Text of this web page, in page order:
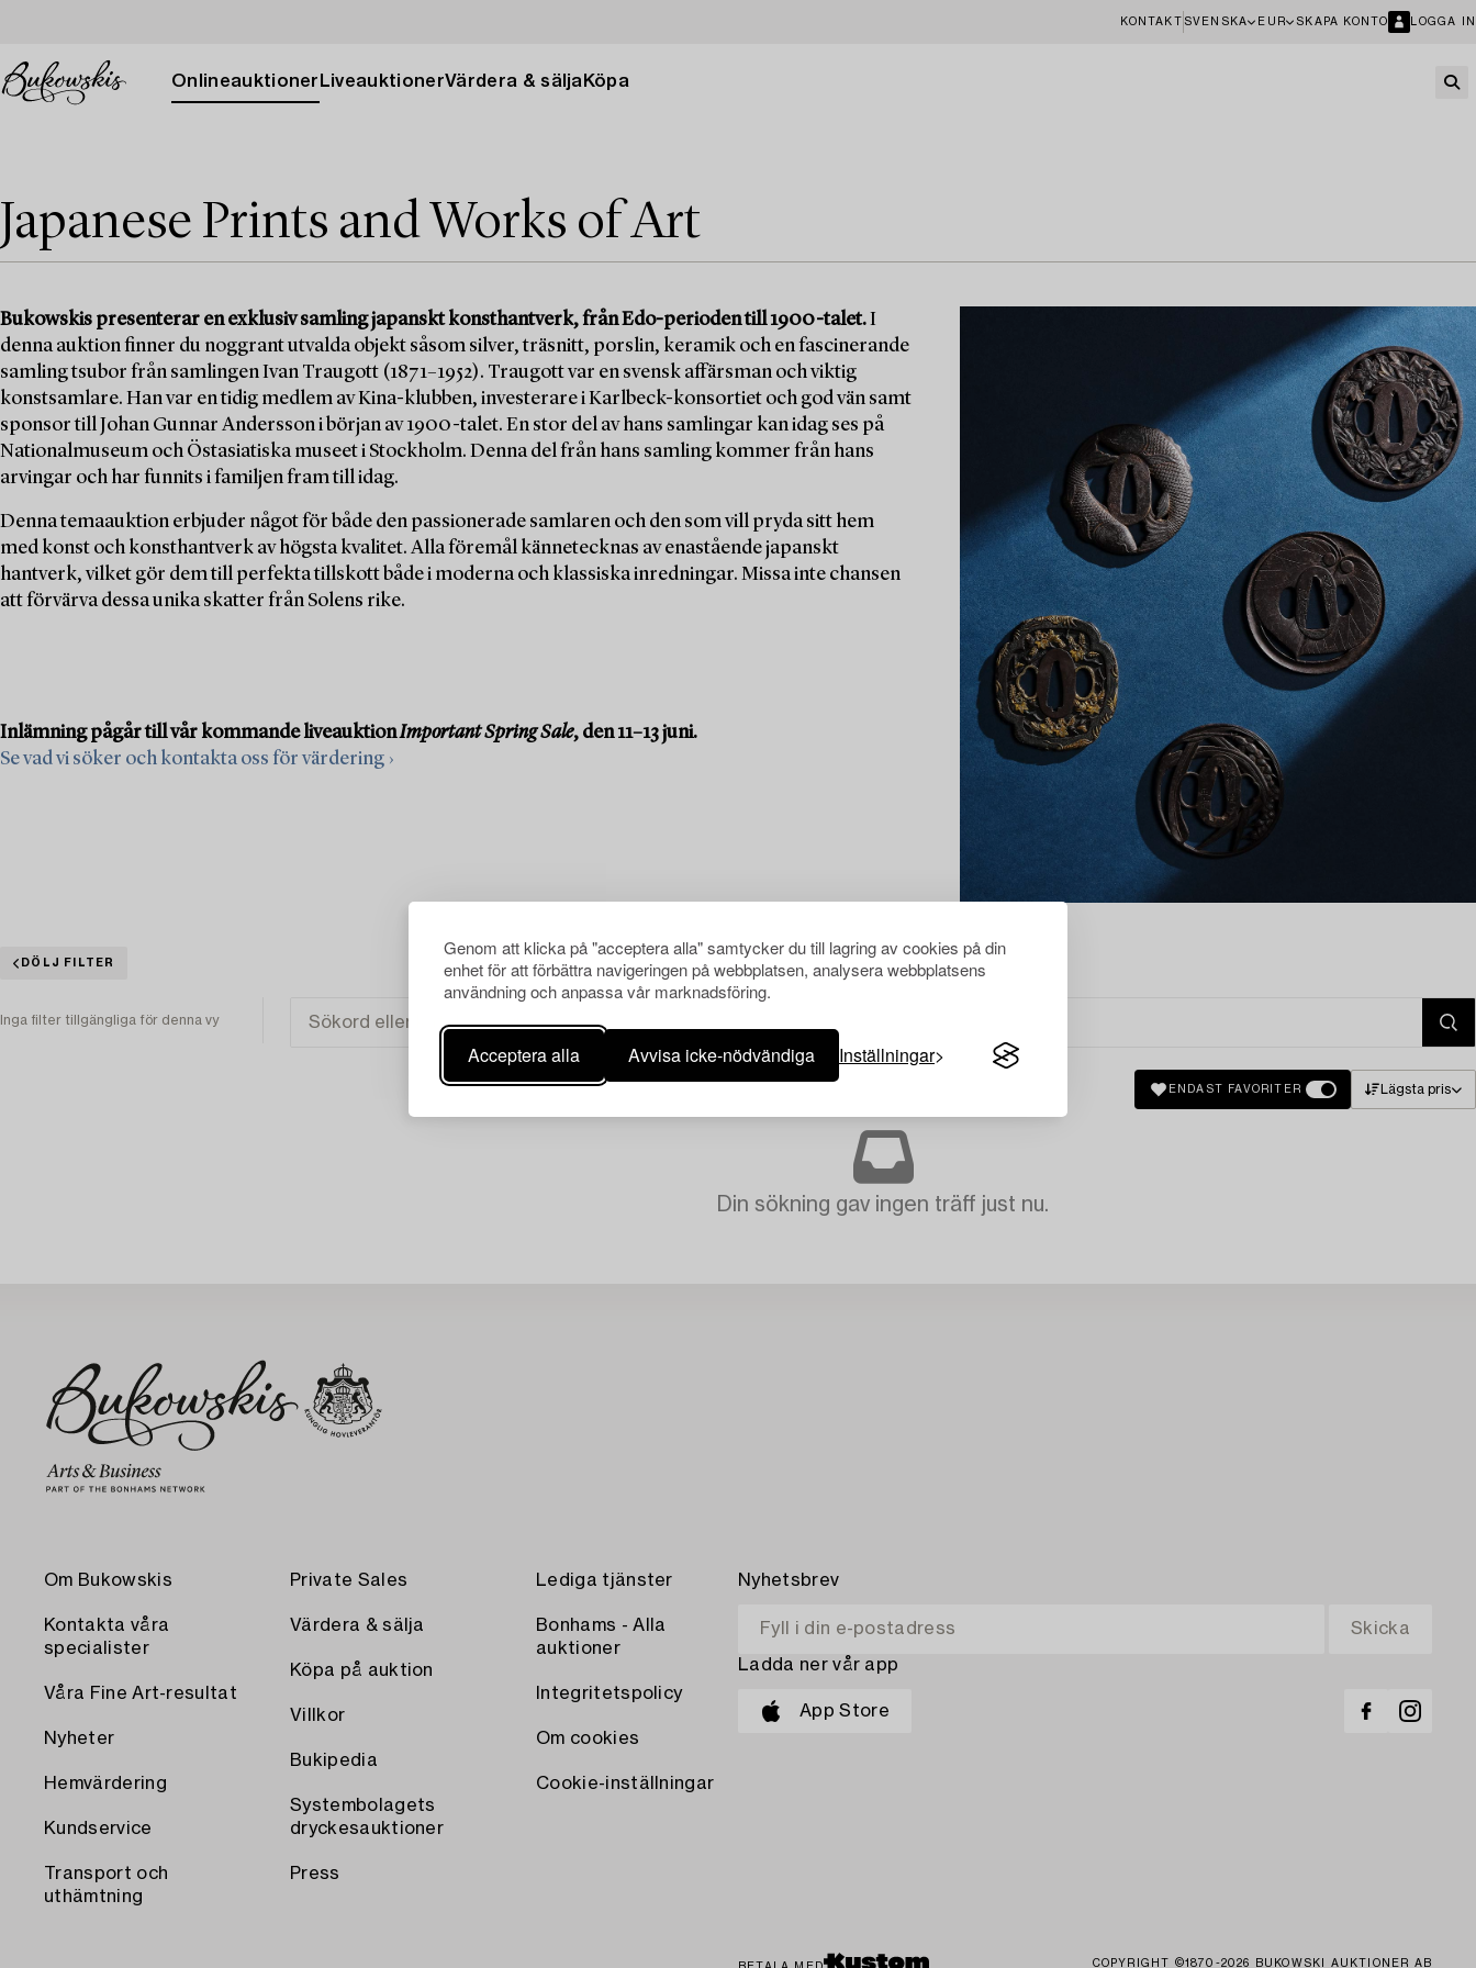
Genom att klicka på "acceptera alla" samtycker du till lagring av cookies på din
enhet för att förbättra navigeringen på webbplatsen, analysera webbplatsens
användning och anpassa vår marknadsföring.
Acceptera alla Avvisa icke-nödvändiga Inställningar
KONTAKT SVENSKA EUR SKAPA KONTO LOGGA IN
Onlineauktioner LiveauktionerVärdera & sälja Köpa
Japanese Prints and Works of Art
Bukowskis presenterar en exklusiv samling japanskt konsthantverk, från Edo-perioden till 1900-talet.I
denna auktion finner du noggrant utvalda objekt såsom silver, träsnitt, porslin, keramik och en fascinerande
samling tsubor från samlingen Ivan Traugott (1871–1952). Traugott var en svensk affärsman och viktig
konstsamlare. Han var en tidig medlem av Kina-klubben, investerare i Karlbeck-konsortiet och god vän samt
sponsor till Johan Gunnar Andersson i början av 1900-talet. En stor del av hans samlingar kan idag ses på
Nationalmuseum och Östasiatiska museet i Stockholm. Denna del från hans samling kommer från hans
arvingar och har funnits i familjen fram till idag.
Denna temaauktion erbjuder något för både den passionerade samlaren och den som vill pryda sitt hem
med konst och konsthantverk av högsta kvalitet. Alla föremål kännetecknas av enastående japanskt
hantverk, vilket gör dem till perfekta tillskott både i moderna och klassiska inredningar. Missa inte chansen
att förvärva dessa unika skatter från Solens rike.
Inlämning pågår till vår kommande liveauktionImportant Spring Sale, den 11–13 juni.
Se vad vi söker och kontakta oss för värdering ›
DÖLJ FILTER
Inga filter tillgängliga för denna vy
ENDAST FAVORITER Lägsta pris
Din sökning gav ingen träff just nu.
Om Bukowskis
Kontakta våra
specialister
Våra Fine Art-resultat
Nyheter
Hemvärdering
Kundservice
Transport och
uthämtning
Private Sales
Värdera & sälja
Köpa på auktion
Villkor
Bukipedia
Systembolagets
dryckesauktioner
Press
Lediga tjänster
Bonhams - Alla
auktioner
Integritetspolicy
Om cookies
Cookie-inställningar
Nyhetsbrev
Ladda ner vår app
App Store
COPYRIGHT ©1870-2026 BUKOWSKI AUKTIONER AB